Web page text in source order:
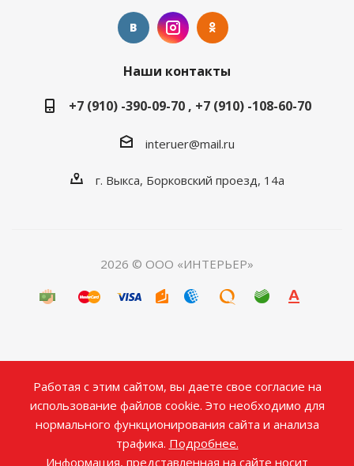
Наши контакты
+7 (910) -390-09-70 , +7 (910) -108-60-70
interuer@mail.ru
г. Выкса, Борковский проезд, 14а
2026 © ООО «ИНТЕРЬЕР»
Работая с этим сайтом, вы даете свое согласие на
использование файлов cookie. Это необходимо для
нормального функционирования сайта и анализа
трафика. Подробнее.
Информация, представленная на сайте носит